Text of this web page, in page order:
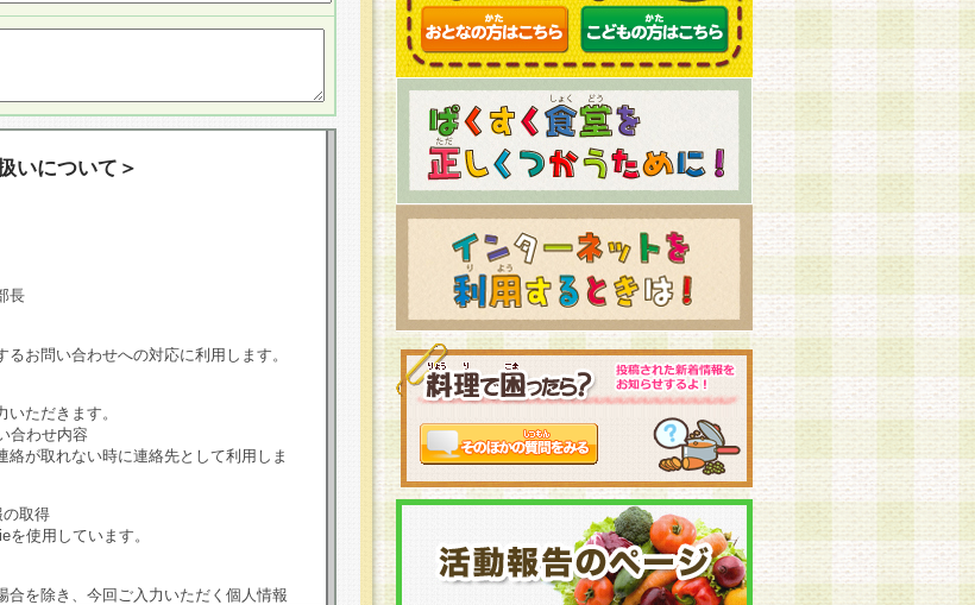
いについて＞
長
お問い合わせへの対応に利用します。
ただきます。
合わせ内容
が取れない時に連絡先として利用しま
の取得
使用しています。
合を除き、今回ご入力いただく個人情報